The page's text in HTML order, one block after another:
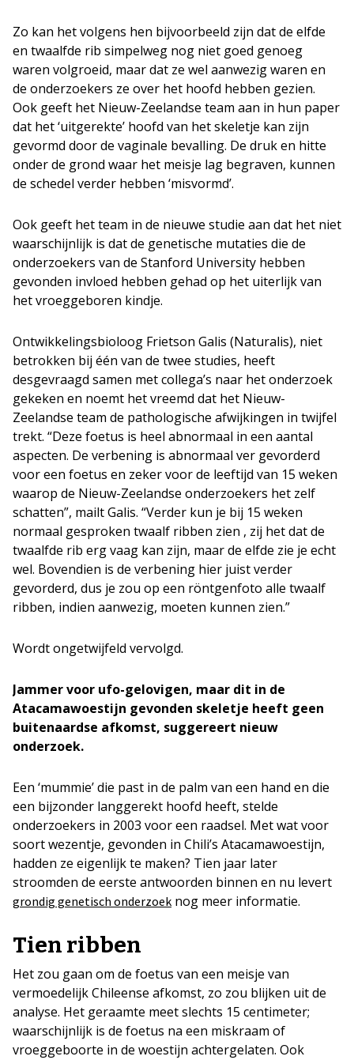
Zo kan het volgens hen bijvoorbeeld zijn dat de elfde
en twaalfde rib simpelweg nog niet goed genoeg
waren volgroeid, maar dat ze wel aanwezig waren en
de onderzoekers ze over het hoofd hebben gezien.
Ook geeft het Nieuw-Zeelandse team aan in hun paper
dat het ‘uitgerekte’ hoofd van het skeletje kan zijn
gevormd door de vaginale bevalling. De druk en hitte
onder de grond waar het meisje lag begraven, kunnen
de schedel verder hebben ‘misvormd’.
Ook geeft het team in de nieuwe studie aan dat het niet
waarschijnlijk is dat de genetische mutaties die de
onderzoekers van de Stanford University hebben
gevonden invloed hebben gehad op het uiterlijk van
het vroeggeboren kindje.
Ontwikkelingsbioloog Frietson Galis (Naturalis), niet
betrokken bij één van de twee studies, heeft
desgevraagd samen met collega’s naar het onderzoek
gekeken en noemt het vreemd dat het Nieuw-
Zeelandse team de pathologische afwijkingen in twijfel
trekt. “Deze foetus is heel abnormaal in een aantal
aspecten. De verbening is abnormaal ver gevorderd
voor een foetus en zeker voor de leeftijd van 15 weken
waarop de Nieuw-Zeelandse onderzoekers het zelf
schatten”, mailt Galis. “Verder kun je bij 15 weken
normaal gesproken twaalf ribben zien , zij het dat de
twaalfde rib erg vaag kan zijn, maar de elfde zie je echt
wel. Bovendien is de verbening hier juist verder
gevorderd, dus je zou op een röntgenfoto alle twaalf
ribben, indien aanwezig, moeten kunnen zien.”
Wordt ongetwijfeld vervolgd.
Jammer voor ufo-gelovigen, maar dit in de
Atacamawoestijn gevonden skeletje heeft geen
buitenaardse afkomst, suggereert nieuw
onderzoek.
Een ‘mummie’ die past in de palm van een hand en die
een bijzonder langgerekt hoofd heeft, stelde
onderzoekers in 2003 voor een raadsel. Met wat voor
soort wezentje, gevonden in Chili’s Atacamawoestijn,
hadden ze eigenlijk te maken? Tien jaar later
stroomden de eerste antwoorden binnen en nu levert
grondig genetisch onderzoek nog meer informatie.
Tien ribben
Het zou gaan om de foetus van een meisje van
vermoedelijk Chileense afkomst, zo zou blijken uit de
analyse. Het geraamte meet slechts 15 centimeter;
waarschijnlijk is de foetus na een miskraam of
vroeggeboorte in de woestijn achtergelaten. Ook